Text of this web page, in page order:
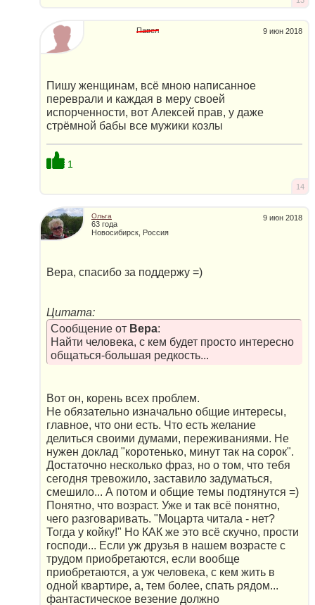
9 июн 2018
Павел
Пишу женщинам, всё мною написанное
переврали и каждая в меру своей
испорченности, вот Алексей прав, у даже
стрёмной бабы все мужики козлы
1
14
9 июн 2018
Ольга
63 года
Новосибирск, Россия
Вера, спасибо за поддержу =)
Цитата:
Сообщение от Вера:
Найти человека, с кем будет просто интересно
общаться-большая редкость...
Вот он, корень всех проблем.
Не обязательно изначально общие интересы,
главное, что они есть. Что есть желание
делиться своими думами, переживаниями. Не
нужен доклад "коротенько, минут так на сорок".
Достаточно несколько фраз, но о том, что тебя
сегодня тревожило, заставило задуматься,
смешило... А потом и общие темы подтянутся =)
Понятно, что возраст. Уже и так всё понятно,
чего разговаривать. "Моцарта читала - нет?
Тогда у койку!" Но КАК же это всё скучно, прости
господи... Если уж друзья в нашем возрасте с
трудом приобретаются, если вообще
приобретаются, а уж человека, с кем жить в
одной квартире, а, тем более, спать рядом...
фантастическое везение должно